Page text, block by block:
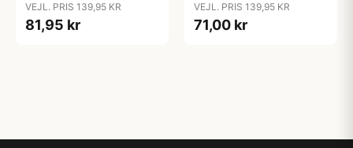
Lawn/Violet Sky
VEJL. PRIS 139,95 KR
81,95 kr
VEJL. PRIS 139,95 KR
71,00 kr